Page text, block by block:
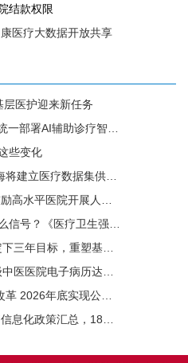
结款权限
医疗大数据开放共享
医护迎来新任务
部署AI辅助诊疗智能体
些变化
疗数据集供需常态化对接
开展人工智能技术研发应用
中医药行动方案》印发（附政策解读）
，重塑基层医疗质量体系
率100%，AI辅助诊疗加速落地
年底实现公立医院全覆盖
政策密集落地（附汇总报告下载）